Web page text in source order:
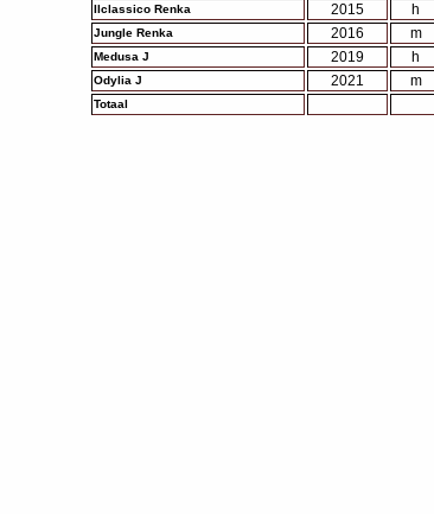
Ilclassico Renka 2015 h
Jungle Renka 2016 m
Medusa J 2019 h
Odylia J 2021 m
Totaal